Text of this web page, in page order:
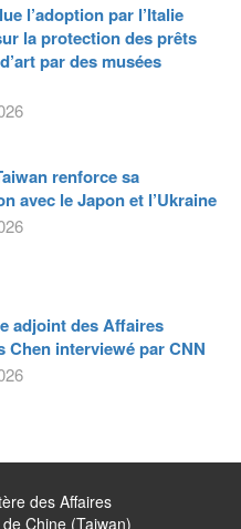
l’adoption par l’Italie
la protection des prêts
par des musées
renforce sa
avec le Japon et l’Ukraine
adjoint des Affaires
Chen interviewé par CNN
des Affaires
Chine (Taiwan)